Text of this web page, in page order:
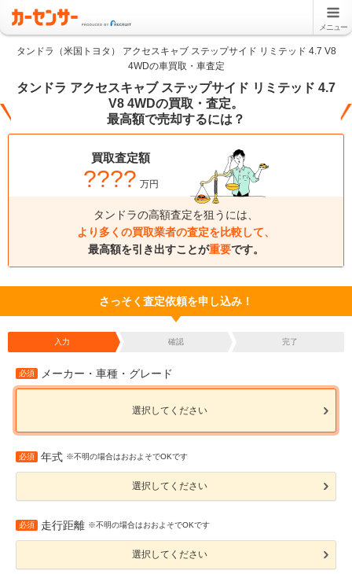
メニュー
タンドラ（米国トヨタ） アクセスキャブ ステップサイド リミテッド 4.7 V8
4WDの車買取・車査定
タンドラ アクセスキャブ ステップサイド リミテッド 4.7
V8 4WDの買取・査定。
最高額で売却するには？
買取査定額
???? 万円
タンドラの高額査定を狙うには、
より多くの買取業者の査定を比較して、
最高額を引き出すことが重要です。
さっそく査定依頼を申し込み！
入力 確認 完了
必須 メーカー・車種・グレード
選択してください
必須 年式 ※不明の場合はおおよそでOKです
選択してください
必須 走行距離 ※不明の場合はおおよそでOKです
選択してください